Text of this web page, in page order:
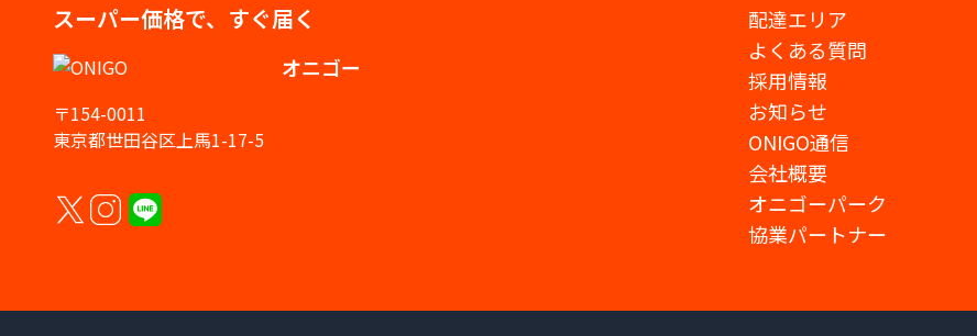
スーパー価格で、すぐ届く
オニゴー
〒154-0011
東京都世田谷区上馬1-17-5
配達エリア
よくある質問
採用情報
お知らせ
ONIGO通信
会社概要
オニゴーパーク
協業パートナー